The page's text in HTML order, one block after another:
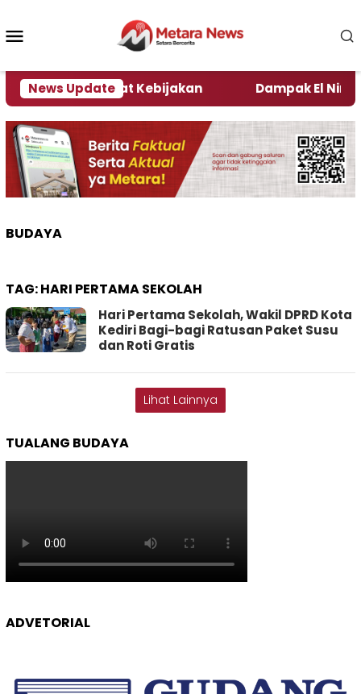
konten
News Update
Pengamat Kebijakan Dampak El Nino,
BUDAYA
TAG:HARI PERTAMA SEKOLAH
Hari Pertama Sekolah, Wakil DPRD Kota
Kediri Bagi-bagi Ratusan Paket Susu
dan Roti Gratis
Lihat Lainnya
TUALANG BUDAYA
ADVETORIAL